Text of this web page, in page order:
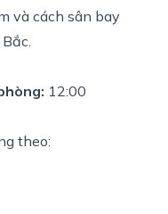
và cách sân bay
12:00
theo: